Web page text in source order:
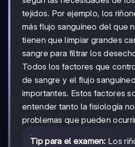
tejidos. Por ejemplo, los
más flujo sanguíneo del que
tienen que limpiar grandes
sangre para filtrar los
Todos los factores que
de sangre y el flujo
importantes. Estos factores
entender tanto la fisiología
problemas que pueden
Tip para el examen: Los